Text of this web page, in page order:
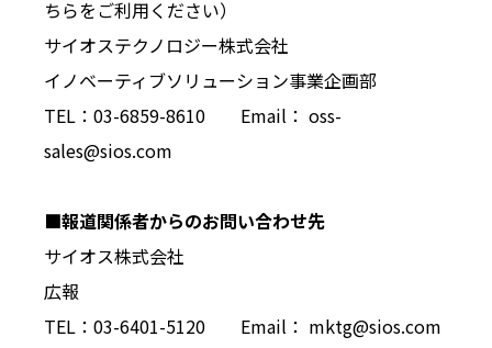
ちらをご利用ください）
サイオステクノロジー株式会社
イノベーティブソリューション事業企画部
TEL：03-6859-8610 Email： oss-
sales@sios.com
■報道関係者からのお問い合わせ先
サイオス株式会社
広報
TEL：03-6401-5120 Email： mktg@sios.com